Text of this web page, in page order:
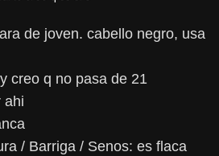
de joven. cabello negro, usa
creo q no pasa de 21
ahi
/ Barriga / Senos: es flaca